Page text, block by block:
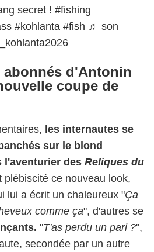
secret ! #fishing
#kohlanta #fish ♬ son
abonnés d'Antonin
coupe de
les internautes se
sur le blond
l'aventurier des Reliques du
plébiscité ce nouveau look,
lui a écrit un chaleureux "Ça
comme ça", d'autres se
"T'as perdu un pari ?",
secondée par un autre